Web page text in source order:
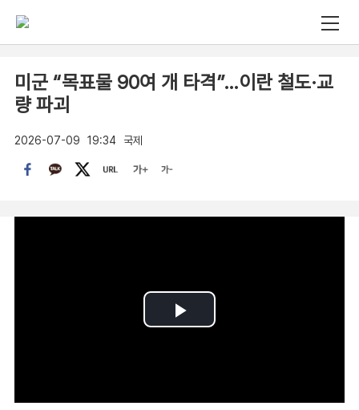
미군 “목표물 90여 개 타격”…이란 철도·교
량 파괴
2026-07-09 19:34 국제